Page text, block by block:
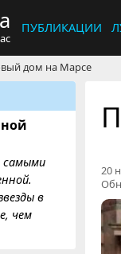
ПУБЛИКАЦИИ
дом на Марсе
20
самыми
в
чем